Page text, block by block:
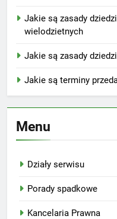
Jakie są zasady
wielodzietnych
Jakie są zasady
Jakie są terminy
Menu
Działy serwisu
Porady spadkowe
Kancelaria Prawna